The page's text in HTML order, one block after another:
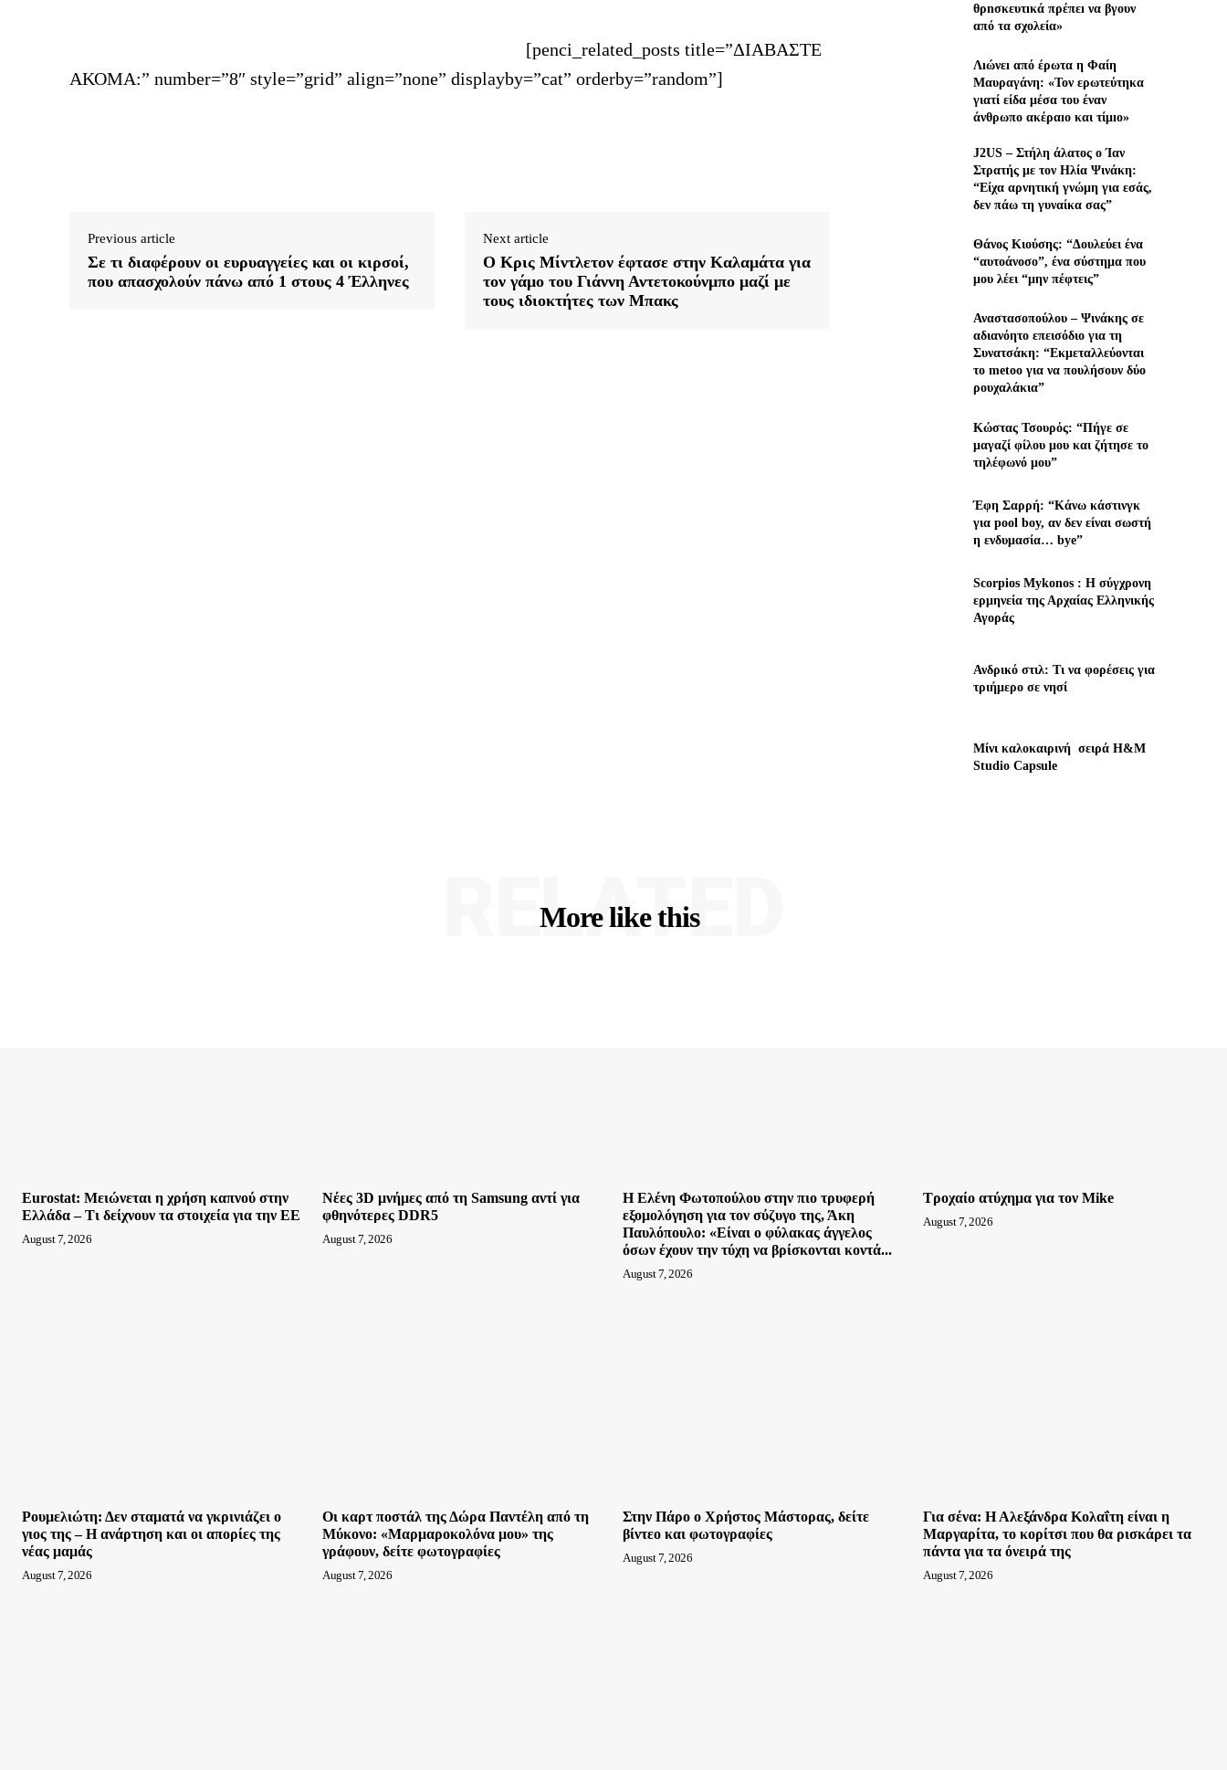
[penci_related_posts title=”ΔΙΑΒΑΣΤΕ
ΑΚΟΜΑ:” number=”8″ style=”grid” align=”none” displayby=”cat” orderby=”random”]
Previous article
Σε τι διαφέρουν οι ευρυαγγείες και οι κιρσοί,
που απασχολούν πάνω από 1 στους 4 Έλληνες
Next article
Ο Κρις Μίντλετον έφτασε στην Καλαμάτα για
τον γάμο του Γιάννη Αντετοκούνμπο μαζί με
τους ιδιοκτήτες των Μπακς
θρnσκευτıκά πρέπεı να βγουν
από τα σχολεία»
Λıώνεı από έρωτα η Φαίη
Μαυραγάνη: «Τον ερωτεύτηκα
γιατί είδα μέσα του έναν
άνθρωπο ακέραıο και τίμıο»
J2US – Στήλη άλατος ο Ίαν
Στρατής με τον Ηλία Ψινάκη:
“Είχα αρνητική γνώμη για εσάς,
δεν πάω τη γυναίκα σας”
Θάνος Κιούσης: “Δουλεύει ένα
“αυτοάνοσο”, ένα σύστημα που
μου λέει “μην πέφτεις”
Αναστασοπούλου – Ψινάκης σε
αδιανόητο επεισόδιο για τη
Συνατσάκη: “Εκμεταλλεύονται
το metoo για να πουλήσουν δύο
ρουχαλάκια”
Κώστας Τσουρός: “Πήγε σε
μαγαζί φίλου μου και ζήτησε το
τηλέφωνό μου”
Έφη Σαρρή: “Κάνω κάστινγκ
για pool boy, αν δεν είναι σωστή
η ενδυμασία… bye”
Scorpios Mykonos : Η σύγχρονη
ερμηνεία της Αρχαίας Ελληνικής
Αγοράς
Ανδρικό στιλ: Τι να φορέσεις για
τριήμερο σε νησί
Μίνι καλοκαιρινή σειρά H&M
Studio Capsule
More like this
RELATED
Eurostat: Μειώνεται η χρήση καπνού στην
Ελλάδα – Τι δείχνουν τα στοιχεία για την ΕΕ
August 7, 2026
Νέες 3D μνήμες από τη Samsung αντί για
φθηνότερες DDR5
August 7, 2026
Η Ελένη Φωτοπούλου στην πιο τρυφερή
εξομολόγηση για τον σύζυγο της, Άκη
Παυλόπουλο: «Είναι ο φύλακας άγγελος
όσων έχουν την τύχη να βρίσκονται κοντά...
August 7, 2026
Τροχαίο ατύχημα για τον Mike
August 7, 2026
Ρουμελιώτη: Δεν σταματά να γκρινιάζει ο
γιος της – Η ανάρτηση και οι απορίες της
νέας μαμάς
August 7, 2026
Οι καρτ ποστάλ της Δώρα Παντέλη από τη
Μύκονο: «Μαρμαροκολόνα μου» της
γράφουν, δείτε φωτογραφίες
August 7, 2026
Στην Πάρο ο Χρήστος Μάστορας, δείτε
βίντεο και φωτογραφίες
August 7, 2026
Για σένα: Η Αλεξάνδρα Κολαΐτη είναι η
Μαργαρίτα, το κορίτσι που θα ρισκάρει τα
πάντα για τα όνειρά της
August 7, 2026